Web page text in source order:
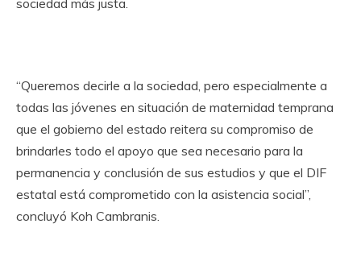
“Queremos decirle a la sociedad, pero especialmente a
todas las jóvenes en situación de maternidad temprana
que el gobierno del estado reitera su compromiso de
brindarles todo el apoyo que sea necesario para la
permanencia y conclusión de sus estudios y que el DIF
estatal está comprometido con la asistencia social”,
concluyó Koh Cambranis.